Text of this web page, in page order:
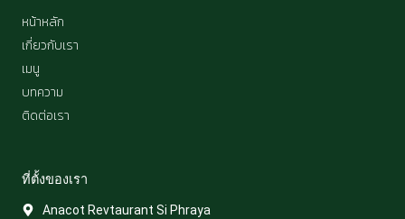
o
k
m
หน้าหลัก
เกี่ยวกับเรา
เมนู
บทความ
ติดต่อเรา
ที่ตั้งของเรา​
Anacot Revtaurant Si Phraya